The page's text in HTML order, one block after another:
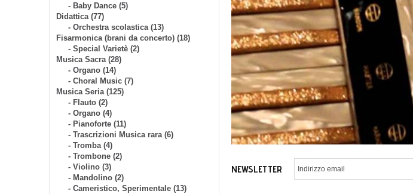
- Baby Dance (5)
Didattica (77)
- Orchestra scolastica (13)
Fisarmonica (brani da concerto) (18)
- Special Varietè (2)
Musica Sacra (28)
- Organo (14)
- Choral Music (7)
Musica Seria (125)
- Flauto (2)
- Organo (4)
- Pianoforte (11)
- Trascrizioni Musica rara (6)
- Tromba (4)
- Trombone (2)
- Violino (3)
- Mandolino (2)
- Cameristico, Sperimentale (13)
NEWSLETTER